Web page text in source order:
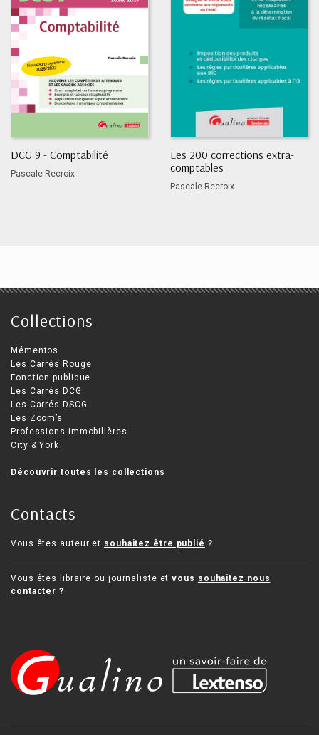
DCG 9 - Comptabilité
Pascale Recroix
Les 200 corrections extra-
comptables
Pascale Recroix
Collections
Mémentos
Les Carrés Rouge
Fonction publique
Les Carrés DCG
Les Carrés DSCG
Les Zoom’s
Professions immobilières
City & York
Découvrir toutes les collections
Contacts
Vous êtes auteur et souhaitez être publié ?
Vous êtes libraire ou journaliste etvous souhaitez nous
contacter ?